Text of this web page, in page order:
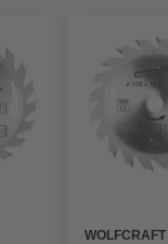
WOLFCRAFT